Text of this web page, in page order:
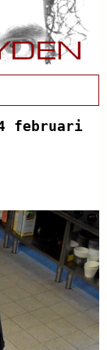
februari